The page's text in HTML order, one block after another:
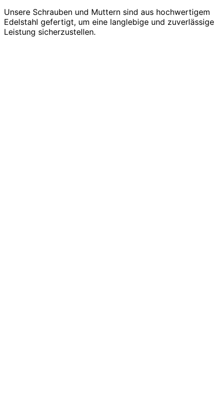
Unsere Schrauben und Muttern sind aus hochwertigem
Edelstahl gefertigt, um eine langlebige und zuverlässige
Leistung sicherzustellen.